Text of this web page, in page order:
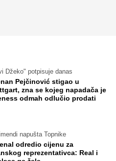
Džeko" potpisuje danas
Pejčinović stigao u
zna se kojeg napadača je
odmah odlučio prodati
napušta Topnike
odredio cijenu za
reprezentativca: Real i